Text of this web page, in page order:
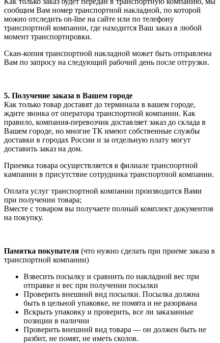
сообщим Вам номер транспортной накладной, по которой
можно отследить on-line на сайте или по телефону
транспортной компании, где находится Ваш заказ в любой
момент транспортировки.
Скан-копия транспортной накладной может быть отправлена
Вам по запросу на следующий рабочий день после отгрузки.
5. Получение заказа в Вашем городе
Как только товар доставят до терминала в вашем городе,
ждите звонка от оператора транспортной компании. Как
правило, компания-перевозчик доставляет заказ до склада в
Вашем городе, но многие ТК имеют собственные службы
доставки в городах России и за отдельную плату могут
доставить заказ на дом.
Приемка товара осуществляется в филиале транспортной
кампании в присутствие сотрудника транспортной компании.
Оплата услуг транспортной компании производится Вами
при получении товара;
Вместе с товаром вы получаете полный комплект документов
на покупку.
Памятка покупателя (что нужно сделать при приеме заказа в
транспортной компании)
Взвесить посылку и сравнить по накладной вес при
отправке и вес при получении посылки
Проверить внешний вид посылки. Посылка должна
быть в цельной упаковке, не помята и не разорвана
Вскрыть упаковку и проверить, все ли заказанные
позиции в наличии
Проверить внешний вид товара — он должен быть не
разбит, не помят, не иметь сколов.